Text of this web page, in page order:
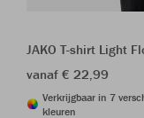
JAKO T-shirt Light
vanaf € 22,99
Verkrijgbaar in 7
kleuren